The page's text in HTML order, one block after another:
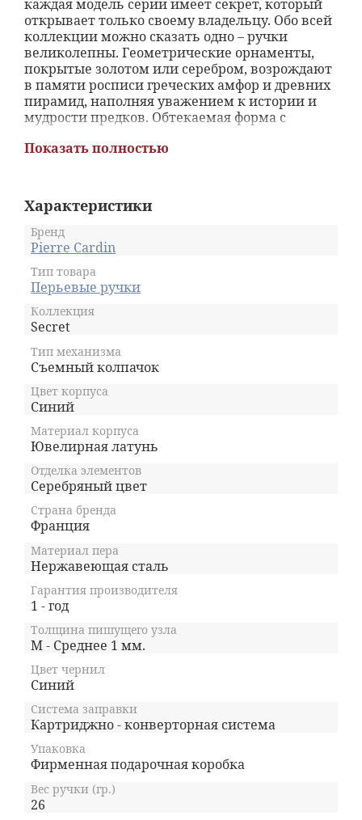
каждая модель серии имеет секрет, который
открывает только своему владельцу. Обо всей
коллекции можно сказать одно – ручки
великолепны. Геометрические орнаменты,
покрытые золотом или серебром, возрождают
в памяти росписи греческих амфор и древних
пирамид, наполняя уважением к истории и
мудрости предков. Обтекаемая форма с
мысли, острым словом и четкостью
премудрости и силу слова, которые становятся
доступными, как только возьмешь их в руки и
начнешь писать. Ручки из коллекции Pierre
Cardin Secret прекрасно подойдут людям, для
душевное призвание.
Показать полностью
Характеристики
Бренд
Pierre Cardin
Тип товара
Перьевые ручки
Коллекция
Secret
Тип механизма
Съемный колпачок
Цвет корпуса
Синий
Материал корпуса
Ювелирная латунь
Отделка элементов
Серебряный цвет
Страна бренда
Франция
Материал пера
Нержавеющая сталь
Гарантия производителя
1 - год
Толщина пишущего узла
M - Среднее 1 мм.
Цвет чернил
Синий
Система заправки
Картриджно - конверторная система
Упаковка
Фирменная подарочная коробка
Вес ручки (гр.)
26